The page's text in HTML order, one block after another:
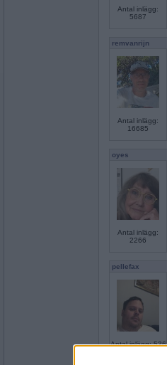
Antal inlägg:
5687
remvanrijn
Antal inlägg:
16685
oyes
Antal inlägg:
2266
pellefax
Antal inlägg: 536